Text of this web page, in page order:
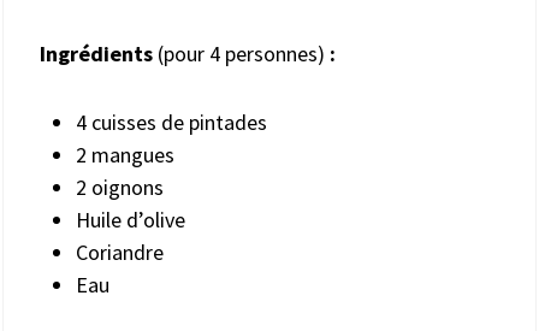
Ingrédients (pour 4 personnes) :
4 cuisses de pintades
2 mangues
2 oignons
Huile d’olive
Coriandre
Eau